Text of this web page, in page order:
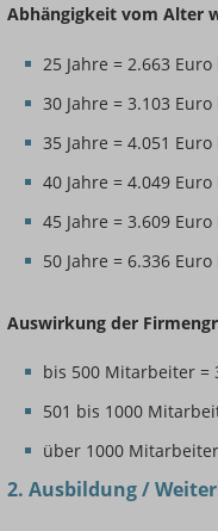
Abhängigkeit vom Alter
25 Jahre = 2.663
30 Jahre = 3.103
35 Jahre = 4.051
40 Jahre = 4.049
45 Jahre = 3.609
50 Jahre = 6.336
Auswirkung der
bis 500 Mitarbeiter =
501 bis 1000
über 1000
2. Ausbildung /